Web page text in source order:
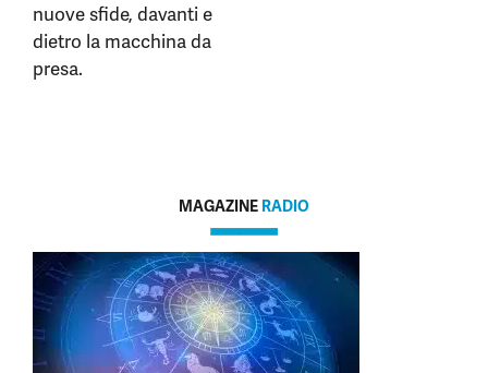
nuove sfide, davanti e
dietro la macchina da
presa.
MAGAZINE RADIO